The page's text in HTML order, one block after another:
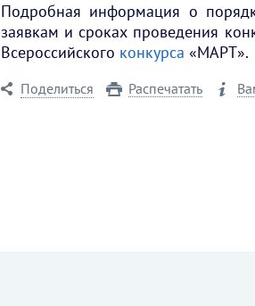
Подробная информация о
заявкам и сроках проведения
Всероссийского конкурса «МАРТ».
Поделиться Распечатать